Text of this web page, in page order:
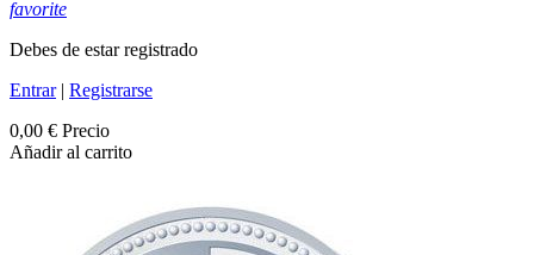
favorite
Debes de estar registrado
Entrar| Registrarse
0,00 € Precio
Añadir al carrito